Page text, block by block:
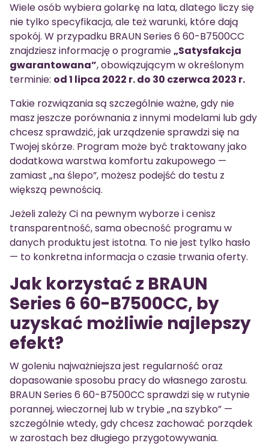
Wiele osób wybiera golarkę na lata, dlatego liczy się
nie tylko specyfikacja, ale też warunki, które dają
spokój. W przypadku BRAUN Series 6 60-B7500CC
znajdziesz informację o programie„Satysfakcja
gwarantowana”, obowiązującym w określonym
terminie: od 1 lipca 2022 r. do 30 czerwca 2023 r.
Takie rozwiązania są szczególnie ważne, gdy nie
masz jeszcze porównania z innymi modelami lub gdy
chcesz sprawdzić, jak urządzenie sprawdzi się na
Twojej skórze. Program może być traktowany jako
dodatkowa warstwa komfortu zakupowego —
zamiast „na ślepo”, możesz podejść do testu z
większą pewnością.
Jeżeli zależy Ci na pewnym wyborze i cenisz
transparentność, sama obecność programu w
danych produktu jest istotna. To nie jest tylko hasło
— to konkretna informacja o czasie trwania oferty.
Jak korzystać z BRAUN
Series 6 60-B7500CC, by
uzyskać możliwie najlepszy
efekt?
W goleniu najważniejsza jest regularność oraz
dopasowanie sposobu pracy do własnego zarostu.
BRAUN Series 6 60-B7500CC sprawdzi się w rutynie
porannej, wieczornej lub w trybie „na szybko” —
szczególnie wtedy, gdy chcesz zachować porządek
w zarostach bez długiego przygotowywania.